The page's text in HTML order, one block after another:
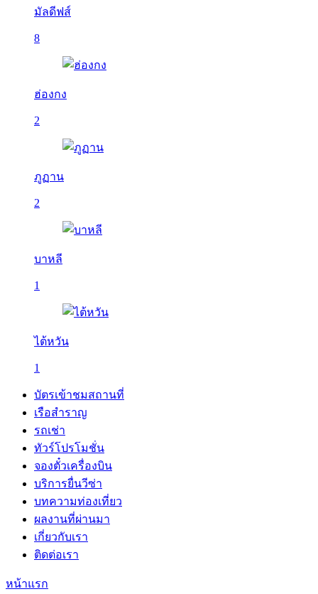
มัลดีฟส์
8
ฮ่องกง
2
ภูฏาน
2
บาหลี
1
ไต้หวัน
1
บัตรเข้าชมสถานที่
เรือสำราญ
รถเช่า
ทัวร์โปรโมชั่น
จองตั๋วเครื่องบิน
บริการยื่นวีซ่า
บทความท่องเที่ยว
ผลงานที่ผ่านมา
เกี่ยวกับเรา
ติดต่อเรา
หน้าแรก